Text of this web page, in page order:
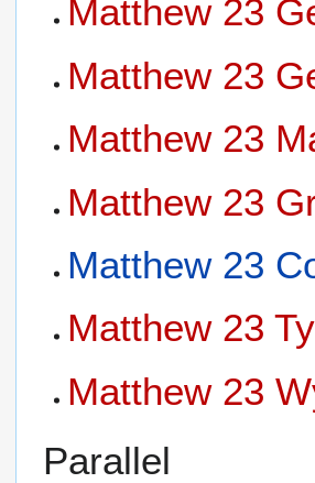
Matthew 23
Matthew 23
Matthew 23
Matthew 23
Matthew 23
Matthew 23
Matthew 23
Parallel